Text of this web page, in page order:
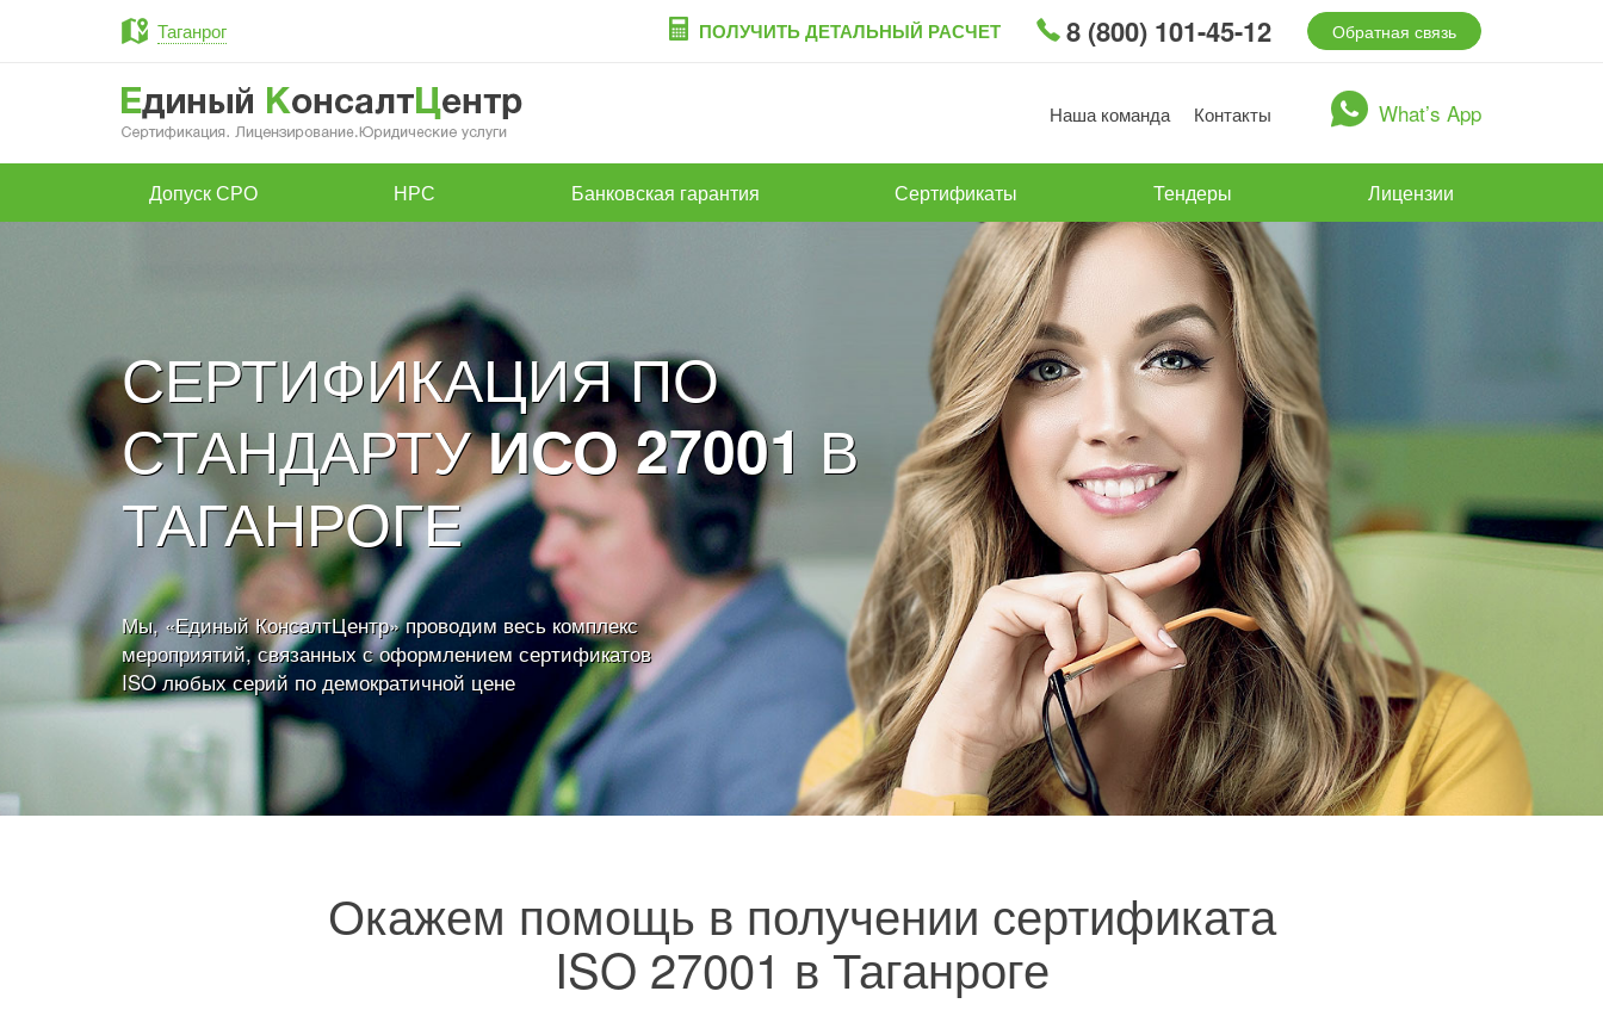
Таганрог ПОЛУЧИТЬ ДЕТАЛЬНЫЙ РАСЧЕТ 8 (800) 101-45-12 Обратная связь
Наша команда Контакты What’s App
Допуск СРО НРС Банковская гарантия Сертификаты Тендеры Лицензии
СЕРТИФИКАЦИЯ ПО
СТАНДАРТУИСО 27001 В
ТАГАНРОГЕ
Мы, «Единый КонсалтЦентр» проводим весь комплекс
мероприятий, связанных с оформлением сертификатов
ISO любых серий по демократичной цене
Окажем помощь в получении сертификата
ISO 27001 в Таганроге